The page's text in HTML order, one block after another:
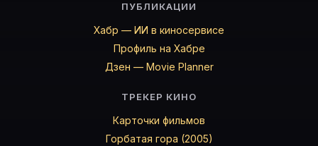
ПУБЛИКАЦИИ
Хабр — ИИ в киносервисе
Профиль на Хабре
Дзен — Movie Planner
ТРЕКЕР КИНО
Карточки фильмов
Горбатая гора (2005)